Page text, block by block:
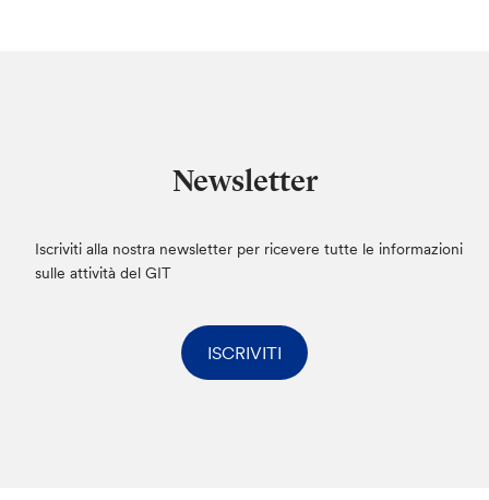
Newsletter
Iscriviti alla nostra newsletter per ricevere tutte le informazioni
sulle attività del GIT
ISCRIVITI